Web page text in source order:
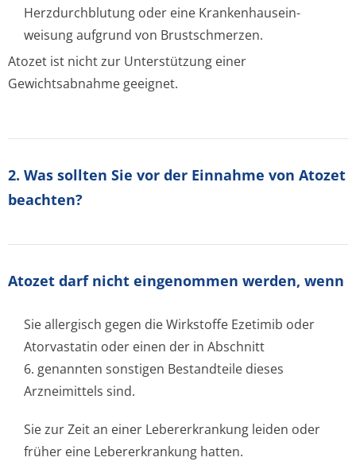
Herzdurchblutung oder eine Krankenhausein­
weisung aufgrund von Brustschmerzen.
Atozet ist nicht zur Unterstützung einer
Gewichtsabnahme geeignet.
2. Was sollten Sie vor der Einnahme von Atozet
beachten?
Atozet darf nicht eingenommen werden, wenn
Sie allergisch gegen die Wirkstoffe Ezetimib oder
Atorvastatin oder einen der in Abschnitt
6. genannten sonstigen Bestandteile dieses
Arzneimittels sind.
Sie zur Zeit an einer Lebererkrankung leiden oder
früher eine Lebererkrankung hatten.